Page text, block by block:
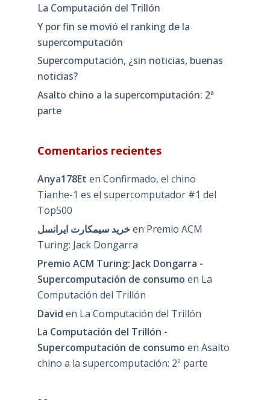
La Computación del Trillón
Y por fin se movió el ranking de la
supercomputación
Supercomputación, ¿sin noticias, buenas
noticias?
Asalto chino a la supercomputación: 2ª
parte
Comentarios recientes
Anya178Et en Confirmado, el chino
Tianhe-1 es el supercomputador #1 del
Top500
خرید سیمکارت ایرانسلen Premio ACM
Turing: Jack Dongarra
Premio ACM Turing: Jack Dongarra -
Supercomputación de consumo en La
Computación del Trillón
David en La Computación del Trillón
La Computación del Trillón -
Supercomputación de consumo en Asalto
chino a la supercomputación: 2ª parte